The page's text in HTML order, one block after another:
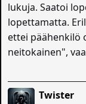
lukuja. Saatoi
lopettamatta.
ettei päähenkilö
neitokainen",
Twister